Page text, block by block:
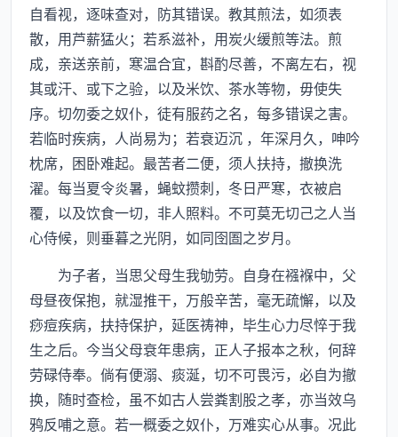
自看视，逐味查对，防其错误。教其煎法，如须表
散，用芦薪猛火；若系滋补，用炭火缓煎等法。煎
成，亲送亲前，寒温合宜，斟酌尽善，不离左右，视
其或汗、或下之验，以及米饮、茶水等物，毋使失
序。切勿委之奴仆，徒有服药之名，每多错误之害。
若临时疾病，人尚易为；若衰迈沉 ，年深月久，呻吟
枕席，困卧难起。最苦者二便，须人扶持，撤换洗
濯。每当夏令炎暑，蝇蚊攒刺，冬日严寒，衣被启
覆，以及饮食一切，非人照料。不可莫无切己之人当
心侍候，则垂暮之光阴，如同囹圄之岁月。
为子者，当思父母生我劬劳。自身在襁褓中，父
母昼夜保抱，就湿推干，万般辛苦，毫无疏懈，以及
痧痘疾病，扶持保护，延医祷神，毕生心力尽悴于我
生之后。今当父母衰年患病，正人子报本之秋，何辞
劳碌侍奉。倘有便溺、痰涎，切不可畏污，必自为撤
换，随时查检，虽不如古人尝粪割股之孝，亦当效乌
鸦反哺之意。若一概委之奴仆，万难实心从事。况此